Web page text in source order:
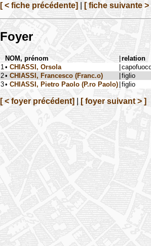
[ < fiche précédente] [ fiche suivante >
Foyer
NOM, prénom |relation
1 • CHIASSI, Orsola |
2• CHIASSI, Francesco (Franc.o) |figlio
3• CHIASSI, Pietro Paolo (P.ro Paolo) |figlio
[ < foyer précédent] [ foyer suivant > ]